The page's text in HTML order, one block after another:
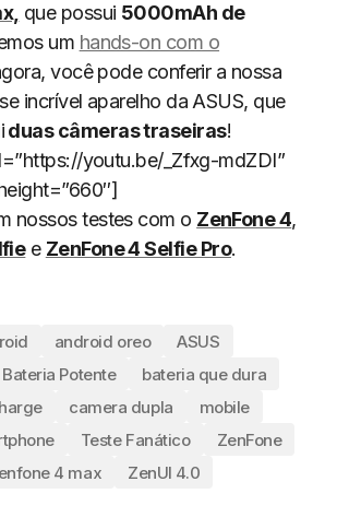
que possui 5000mAh de
um hands-on com o
você pode conferir a nossa
incrível aparelho da ASUS, que
duas câmeras traseiras!
youtu.be/_Zfxg-mdZDI”
nossos testes com o ZenFone 4,
e ZenFone 4 Selfie Pro.
android oreo
ASUS
Bateria Potente
bateria que dura
camera dupla
mobile
Teste Fanático
ZenFone
4 max ZenUI 4.0